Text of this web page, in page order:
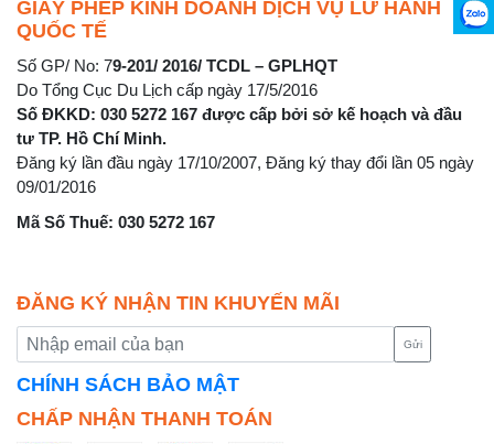
GIẤY PHÉP KINH DOANH DỊCH VỤ LỮ HÀNH
QUỐC TẾ
Số GP/ No: 79-201/ 2016/ TCDL – GPLHQT
Do Tổng Cục Du Lịch cấp ngày 17/5/2016
Số ĐKKD: 030 5272 167 được cấp bởi sở kế hoạch và đầu
tư TP. Hồ Chí Minh.
Đăng ký lần đầu ngày 17/10/2007, Đăng ký thay đổi lần 05 ngày
09/01/2016
Mã Số Thuế: 030 5272 167
ĐĂNG KÝ NHẬN TIN KHUYẾN MÃI
Gửi
CHÍNH SÁCH BẢO MẬT
CHẤP NHẬN THANH TOÁN